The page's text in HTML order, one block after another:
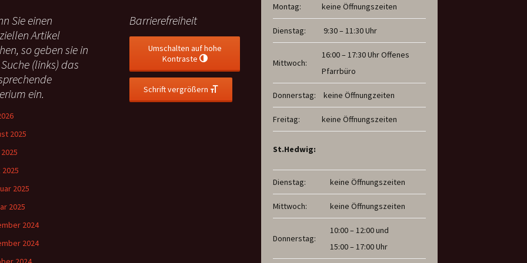
Montag: keine Öffnungszeiten
Dienstag: 9:30 – 11:30 Uhr
Mittwoch:
16:00 – 17:30 Uhr Offenes
Pfarrbüro
Donnerstag: keine Öffnungzeiten
Freitag: keine Öffnungszeiten
St.Hedwig:
Dienstag: keine Öffnungszeiten
Mittwoch: keine Öffnungszeiten
Donnerstag:
10:00 – 12:00 und
15:00 – 17:00 Uhr
Sie einen
Artikel
so geben sie in
(links) das
ein.
2025
2025
2025
2024
2024
Barrierefreiheit
Umschalten auf hohe
Kontraste
Schrift vergrößern